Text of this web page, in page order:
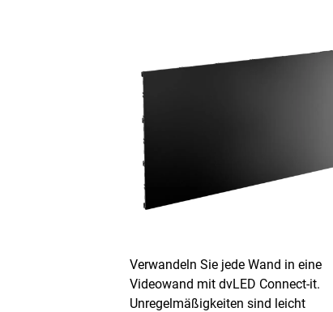
Verwandeln Sie jede Wand in eine
Videowand mit dvLED Connect-it.
Unregelmäßigkeiten sind leicht